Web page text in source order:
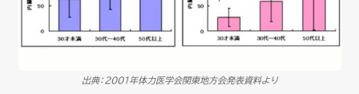
出典：2001年体力医学会関東地方会発表資料より